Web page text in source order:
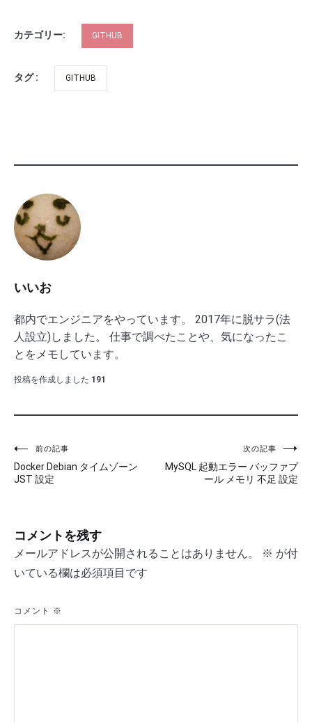
カテゴリー: GITHUB
タグ : GITHUB
いいお
都内でエンジニアをやっています。 2017年に脱サラ(法
人設立)しました。 仕事で調べたことや、気になったこ
とをメモしています。
投稿を作成しました 191
投
稿
ビ
ゲ
ー
シ
ョ
前の記事
Docker Debian タイムゾーン
JST 設定
次の記事
MySQL 起動エラー バッファプ
ール メモリ 不足 設定
コメントを残す
メールアドレスが公開されることはありません。 ※ が付
いている欄は必須項目です
コメント ※